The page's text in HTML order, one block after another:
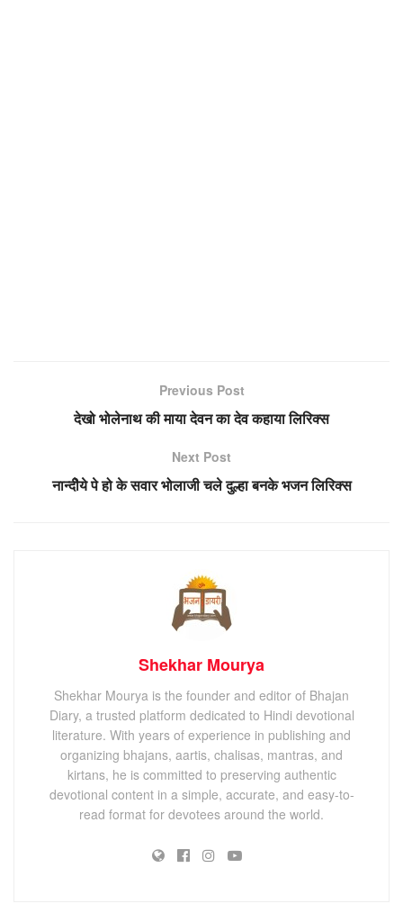
Previous Post
देखो भोलेनाथ की माया देवन का देव कहाया लिरिक्स
Next Post
नान्दीेये पे हो के सवार भोलाजी चले दुल्हा बनके भजन लिरिक्स
Shekhar Mourya
Shekhar Mourya is the founder and editor of Bhajan
Diary, a trusted platform dedicated to Hindi devotional
literature. With years of experience in publishing and
organizing bhajans, aartis, chalisas, mantras, and
kirtans, he is committed to preserving authentic
devotional content in a simple, accurate, and easy-to-
read format for devotees around the world.